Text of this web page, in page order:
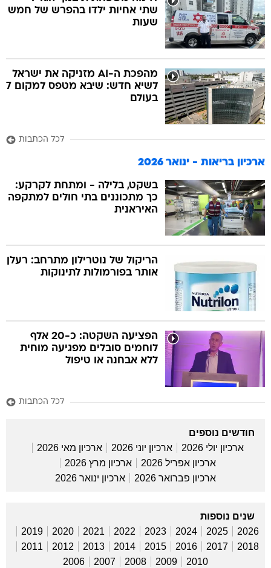
שתי אחיות ילדו בהפרש של חמש
שעות
מהפכת ה-AI מזניקה את ישראל
לשיא חדש: שיבא מטפס למקום 7
בעולם
לכל הכתבות
ארכיון בריאות - ינואר 2026
בשקט, בלילה - ומתחת לקרקע:
כך מתכוננים בתי חולים למתקפה
האיראנית
הריקול של נוטרילון מתרחב: רעלן
אותר בפורמולות לתינוקות
הפציעה השקטה: כ-20 אלף
לוחמים סובלים מפגיעה מוחית
ללא אבחנה או טיפול
לכל הכתבות
חודשים נוספים
ארכיון יולי 2026
ארכיון יוני 2026
ארכיון מאי 2026
ארכיון אפריל 2026
ארכיון מרץ 2026
ארכיון פברואר 2026
ארכיון ינואר 2026
שנים נוספות
2026
2025
2024
2023
2022
2021
2020
2019
2018
2017
2016
2015
2014
2013
2012
2011
2010
2009
2008
2007
2006